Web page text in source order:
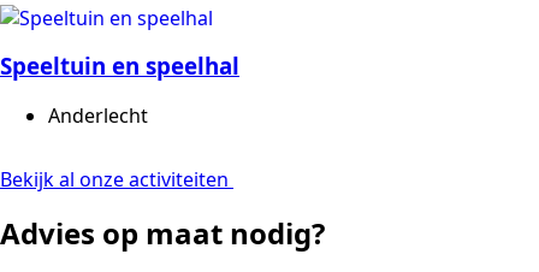
Speeltuin en speelhal
Anderlecht
Bekijk al onze activiteiten
Advies op maat nodig?